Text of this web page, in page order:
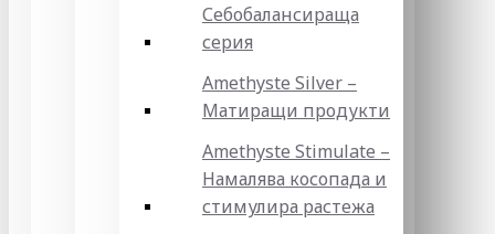
Себобалансираща
серия
Amethyste Silver –
Матиращи продукти
Amethyste Stimulate –
Намалява косопада и
стимулира растежа